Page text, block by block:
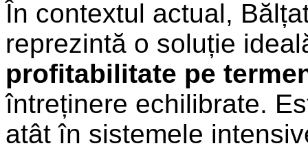
În contextul actual,
reprezintă o soluție
profitabilitate pe
întreținere echilibrate.
atât în sistemele